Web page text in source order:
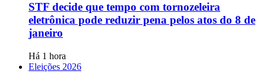
STF decide que tempo com tornozeleira
eletrônica pode reduzir pena pelos atos do 8 de
janeiro
Há 1 hora
Eleições 2026